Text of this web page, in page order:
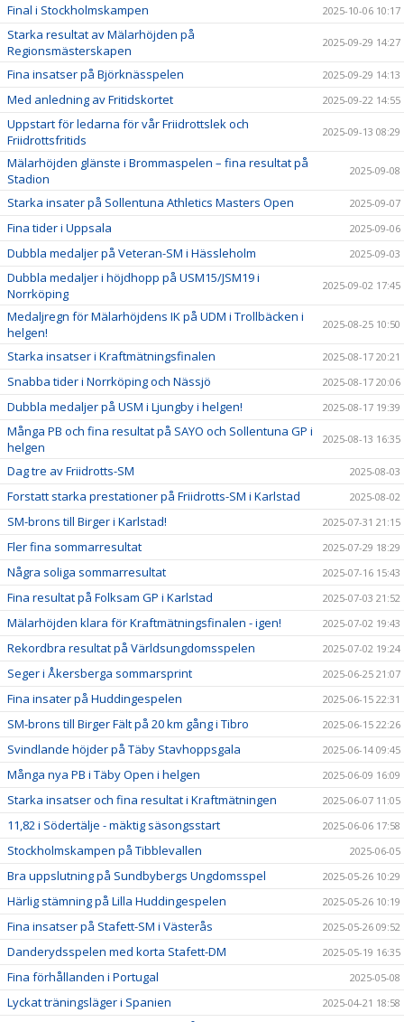
Final i Stockholmskampen 2025-10-06 10:17
Starka resultat av Mälarhöjden på
Regionsmästerskapen
2025-09-29 14:27
Fina insatser på Björknässpelen 2025-09-29 14:13
Med anledning av Fritidskortet 2025-09-22 14:55
Uppstart för ledarna för vår Friidrottslek och
Friidrottsfritids
2025-09-13 08:29
Mälarhöjden glänste i Brommaspelen – fina resultat på
Stadion
2025-09-08
Starka insater på Sollentuna Athletics Masters Open 2025-09-07
Fina tider i Uppsala 2025-09-06
Dubbla medaljer på Veteran-SM i Hässleholm 2025-09-03
Dubbla medaljer i höjdhopp på USM15/JSM19 i
Norrköping
2025-09-02 17:45
Medaljregn för Mälarhöjdens IK på UDM i Trollbäcken i
helgen!
2025-08-25 10:50
Starka insatser i Kraftmätningsfinalen 2025-08-17 20:21
Snabba tider i Norrköping och Nässjö 2025-08-17 20:06
Dubbla medaljer på USM i Ljungby i helgen! 2025-08-17 19:39
Många PB och fina resultat på SAYO och Sollentuna GP i
helgen
2025-08-13 16:35
Dag tre av Friidrotts-SM 2025-08-03
Forstatt starka prestationer på Friidrotts-SM i Karlstad 2025-08-02
SM-brons till Birger i Karlstad! 2025-07-31 21:15
Fler fina sommarresultat 2025-07-29 18:29
Några soliga sommarresultat 2025-07-16 15:43
Fina resultat på Folksam GP i Karlstad 2025-07-03 21:52
Mälarhöjden klara för Kraftmätningsfinalen - igen! 2025-07-02 19:43
Rekordbra resultat på Världsungdomsspelen 2025-07-02 19:24
Seger i Åkersberga sommarsprint 2025-06-25 21:07
Fina insater på Huddingespelen 2025-06-15 22:31
SM-brons till Birger Fält på 20 km gång i Tibro 2025-06-15 22:26
Svindlande höjder på Täby Stavhoppsgala 2025-06-14 09:45
Många nya PB i Täby Open i helgen 2025-06-09 16:09
Starka insatser och fina resultat i Kraftmätningen 2025-06-07 11:05
11,82 i Södertälje - mäktig säsongsstart 2025-06-06 17:58
Stockholmskampen på Tibblevallen 2025-06-05
Bra uppslutning på Sundbybergs Ungdomsspel 2025-05-26 10:29
Härlig stämning på Lilla Huddingespelen 2025-05-26 10:19
Fina insatser på Stafett-SM i Västerås 2025-05-26 09:52
Danderydsspelen med korta Stafett-DM 2025-05-19 16:35
Fina förhållanden i Portugal 2025-05-08
Lyckat träningsläger i Spanien 2025-04-21 18:58